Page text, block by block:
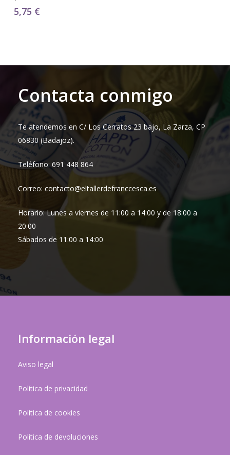
5,75 €
Contacta conmigo
Te atendemos en C/ Los Cerratos 23 bajo, La Zarza, CP
06830 (Badajoz).
Teléfono: 691 448 864
Correo: contacto@eltallerdefranccesca.es
Horario: Lunes a viernes de 11:00 a 14:00 y de 18:00 a
20:00
Sábados de 11:00 a 14:00
Información legal
Aviso legal
Política de privacidad
Política de cookies
Política de devoluciones